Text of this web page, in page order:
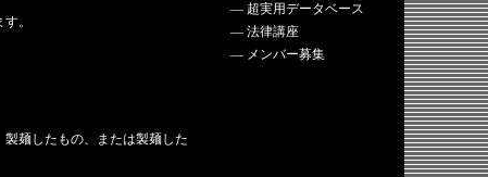
。
製麺したもの、または製麺した
― 超実用データベース
― 法律講座
― メンバー募集